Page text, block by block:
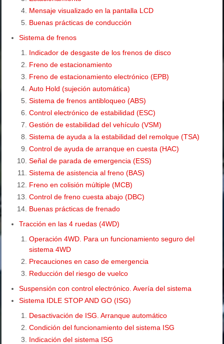
Mensaje visualizado en la pantalla LCD
Buenas prácticas de conducción
Sistema de frenos
Indicador de desgaste de los frenos de disco
Freno de estacionamiento
Freno de estacionamiento electrónico (EPB)
Auto Hold (sujeción automática)
Sistema de frenos antibloqueo (ABS)
Control electrónico de estabilidad (ESC)
Gestión de estabilidad del vehículo (VSM)
Sistema de ayuda a la estabilidad del remolque (TSA)
Control de ayuda de arranque en cuesta (HAC)
Señal de parada de emergencia (ESS)
Sistema de asistencia al freno (BAS)
Freno en colisión múltiple (MCB)
Control de freno cuesta abajo (DBC)
Buenas prácticas de frenado
Tracción en las 4 ruedas (4WD)
Operación 4WD. Para un funcionamiento seguro del
sistema 4WD
Precauciones en caso de emergencia
Reducción del riesgo de vuelco
Suspensión con control electrónico. Avería del sistema
Sistema IDLE STOP AND GO (ISG)
Desactivación de ISG. Arranque automático
Condición del funcionamiento del sistema ISG
Indicación del sistema ISG